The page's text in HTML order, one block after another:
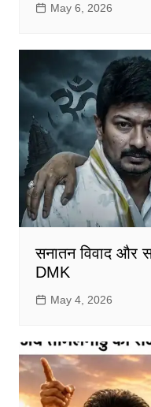
May 6, 2026
सनातन विवाद और
DMK
May 4, 2026